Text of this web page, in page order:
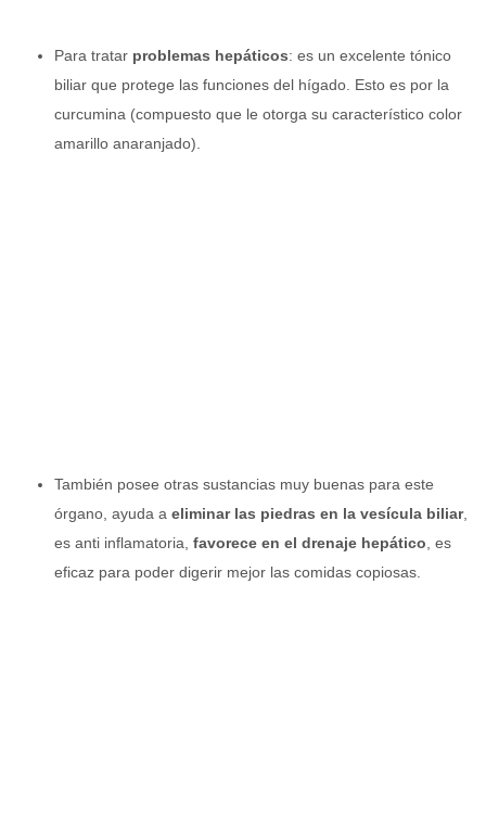
Para tratar problemas hepáticos: es un excelente tónico
biliar que protege las funciones del hígado. Esto es por la
curcumina (compuesto que le otorga su característico color
amarillo anaranjado).
También posee otras sustancias muy buenas para este
órgano, ayuda a eliminar las piedras en la vesícula biliar,
es anti inflamatoria, favorece en el drenaje hepático , es
eficaz para poder digerir mejor las comidas copiosas.